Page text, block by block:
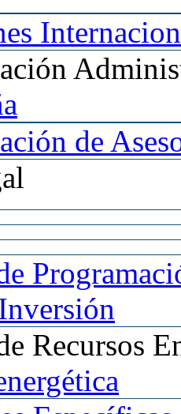
de
Recursos